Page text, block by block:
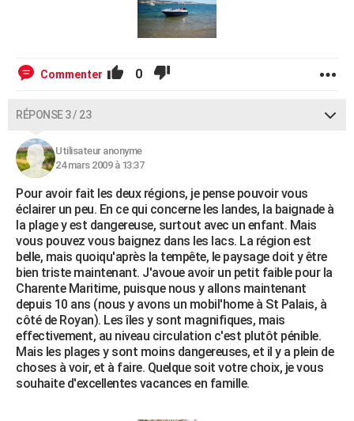
Commenter 0
RÉPONSE 3 / 23
Utilisateur anonyme
24 mars 2009 à 13:37
Pour avoir fait les deux régions, je pense pouvoir vous
éclairer un peu. En ce qui concerne les landes, la baignade à
la plage y est dangereuse, surtout avec un enfant. Mais
vous pouvez vous baignez dans les lacs. La région est
belle, mais quoiqu'après la tempête, le paysage doit y être
bien triste maintenant. J'avoue avoir un petit faible pour la
Charente Maritime, puisque nous y allons maintenant
depuis 10 ans (nous y avons un mobil'home à St Palais, à
côté de Royan). Les îles y sont magnifiques, mais
effectivement, au niveau circulation c'est plutôt pénible.
Mais les plages y sont moins dangereuses, et il y a plein de
choses à voir, et à faire. Quelque soit votre choix, je vous
souhaite d'excellentes vacances en famille.